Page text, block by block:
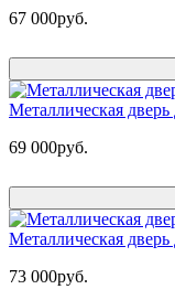
67 000руб.
Металлическая
69 000руб.
Металлическая
73 000руб.